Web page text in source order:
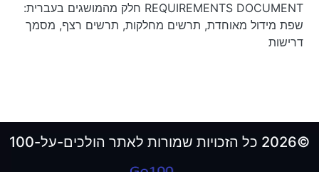
REQUIREMENTS DOCUMENT חלק מהמושגים בעברית:
שפת מידול מאוחדת, תרשים מחלקות, תרשים רצף, מסמך
דרישות
©2026 כל הזכויות שמורות לאתר הולכים-על-100